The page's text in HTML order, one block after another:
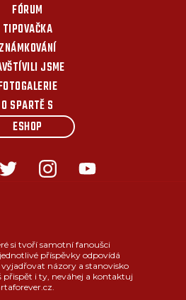
FÓRUM
TIPOVAČKA
ZNÁMKOVÁNÍ
JSME
O SPARTĚ S
ESHOP
si tvoří samotní fanoušci
příspěvky odpovídá
názory a stanovisko
přispět i ty, neváhej a kontaktuj